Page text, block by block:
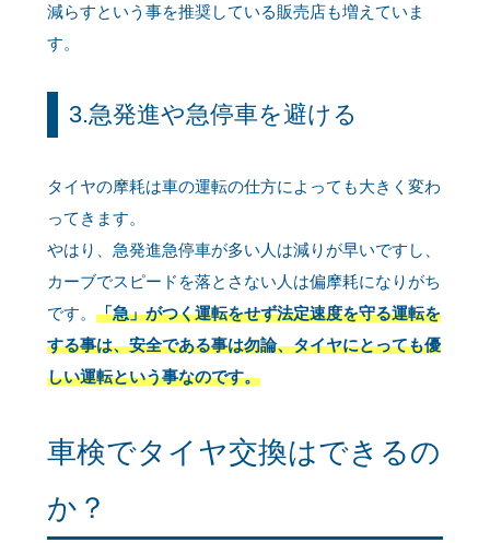
減らすという事を推奨している販売店も増えていま
す。
3.急発進や急停車を避ける
タイヤの摩耗は車の運転の仕方によっても大きく変わ
ってきます。
やはり、急発進急停車が多い人は減りが早いですし、
カーブでスピードを落とさない人は偏摩耗になりがち
です。 「急」がつく運転をせず法定速度を守る運転を
する事は、安全である事は勿論、タイヤにとっても優
しい運転という事なのです。
車検でタイヤ交換はできるの
か？